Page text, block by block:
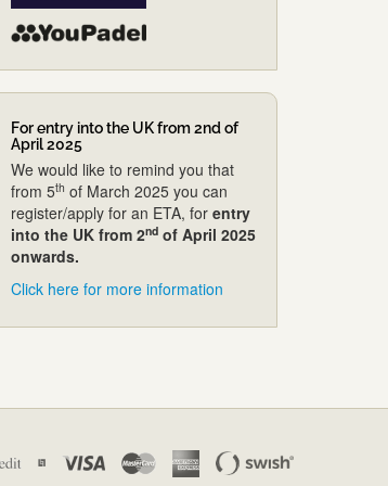
For entry into the UK from 2nd of
April 2025
We would like to remind you that
from 5th of March 2025 you can
register/apply for an ETA, for entry
into the UK from 2ndof April 2025
onwards.
Click here for more information